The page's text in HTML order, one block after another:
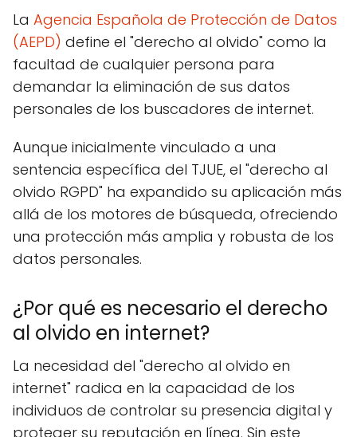
La Agencia Española de Protección de Datos
(AEPD) define el "derecho al olvido" como la
facultad de cualquier persona para
demandar la eliminación de sus datos
personales de los buscadores de internet.
Aunque inicialmente vinculado a una
sentencia específica del TJUE, el "derecho al
olvido RGPD" ha expandido su aplicación más
allá de los motores de búsqueda, ofreciendo
una protección más amplia y robusta de los
datos personales.
¿Por qué es necesario el derecho
al olvido en internet?
La necesidad del "derecho al olvido en
internet" radica en la capacidad de los
individuos de controlar su presencia digital y
proteger su reputación en línea. Sin este